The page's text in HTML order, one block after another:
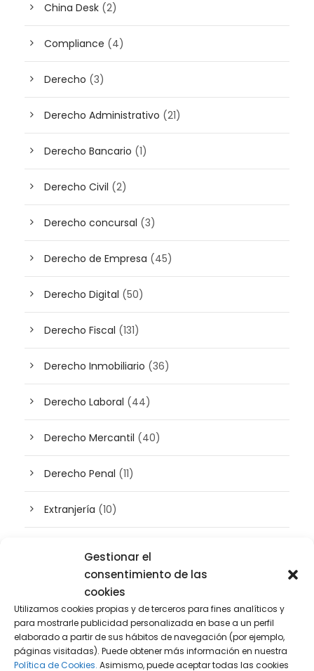
Gestionar el
consentimiento de las
cookies
Utilizamos cookies propias y de terceros para fines analíticos y
para mostrarle publicidad personalizada en base a un perfil
elaborado a partir de sus hábitos de navegación (por ejemplo,
páginas visitadas). Puede obtener más información en nuestra
Política de Cookies. Asimismo, puede aceptar todas las cookies
China Desk (2)
Compliance (4)
Derecho (3)
Derecho Administrativo (21)
Derecho Bancario (1)
Derecho Civil (2)
Derecho concursal (3)
Derecho de Empresa (45)
Derecho Digital (50)
Derecho Fiscal (131)
Derecho Inmobiliario (36)
Derecho Laboral (44)
Derecho Mercantil (40)
Derecho Penal (11)
Extranjería (10)
Patrimonio(5)
Plusvalía (2)
Prensa(2)